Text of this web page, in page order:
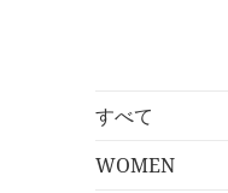
すべて
WOMEN